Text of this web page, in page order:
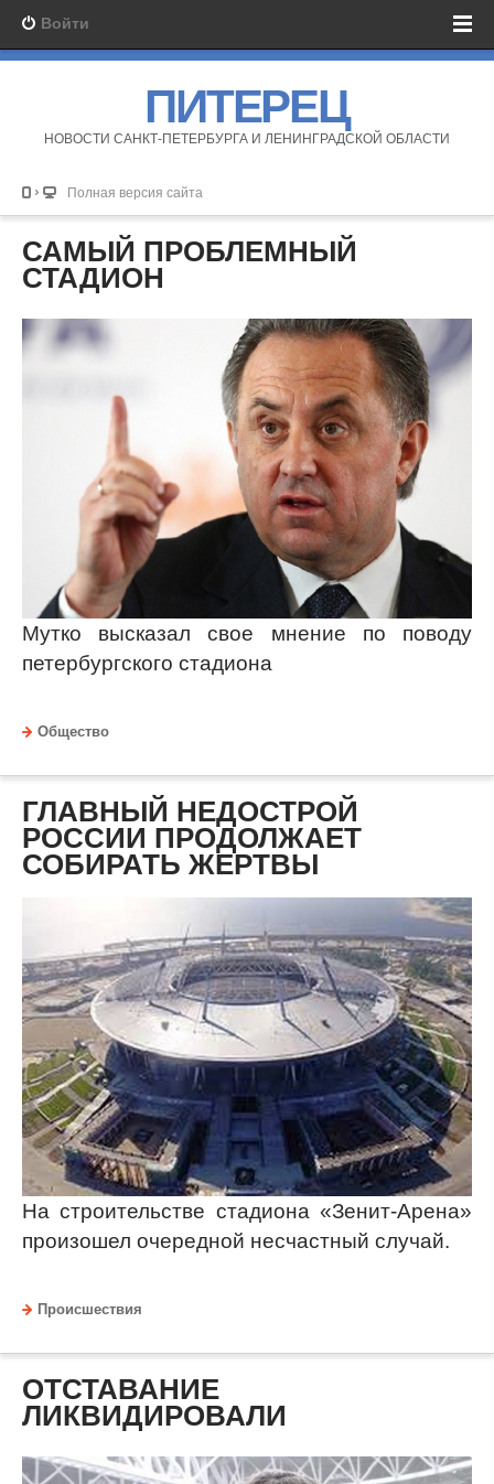
Войти
ПИТЕРЕЦ
НОВОСТИ САНКТ-ПЕТЕРБУРГА И ЛЕНИНГРАДСКОЙ ОБЛАСТИ
Полная версия сайта
САМЫЙ ПРОБЛЕМНЫЙ
СТАДИОН
Мутко высказал свое мнение по поводу
петербургского стадиона
Общество
ГЛАВНЫЙ НЕДОСТРОЙ
РОССИИ ПРОДОЛЖАЕТ
СОБИРАТЬ ЖЕРТВЫ
На строительстве стадиона «Зенит-Арена»
произошел очередной несчастный случай.
Происшествия
ОТСТАВАНИЕ
ЛИКВИДИРОВАЛИ